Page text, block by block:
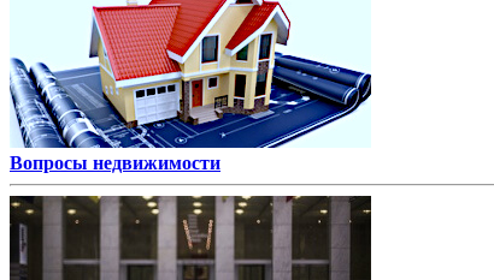
Вопросы недвижимости